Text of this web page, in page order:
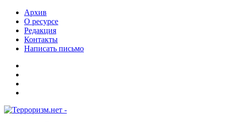
Архив
О ресурсе
Редакция
Контакты
Написать письмо